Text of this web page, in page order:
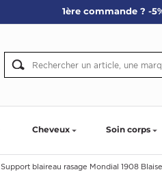
1ère commande ? -
Cheveux Soin corps
Support blaireau rasage Mondial 1908 Blaise